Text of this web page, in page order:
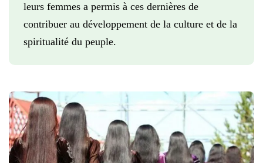
leurs femmes a permis à ces dernières de
contribuer au développement de la culture et de la
spiritualité du peuple.